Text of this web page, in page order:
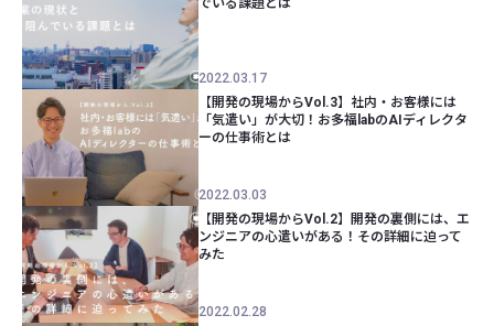
2022.03.17
【開発の現場からVol.3】社内・お客様には
「気遣い」が大切！お多福labのAIディレクタ
ーの仕事術とは
2022.03.03
【開発の現場からVol.2】開発の裏側には、エ
ンジニアの心遣いがある！その詳細に迫って
みた
2022.02.28